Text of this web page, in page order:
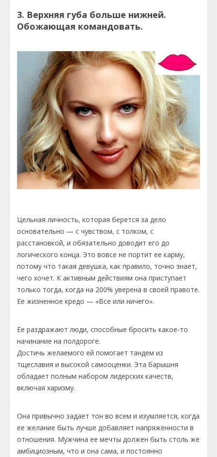
3. Верхняя губа больше нижней.
Обожающая командовать.
Цельная личность, которая берется за дело
основательно — с чувством, с толком, с
расстановкой, и обязательно доводит его до
логического конца. Это вовсе не портит ее карму,
потому что такая девушка, как правило, точно знает,
чего хочет. К активным действиям она приступает
только тогда, когда на 200% уверена в своей правоте.
Ее жизненное кредо — «Все или ничего».
Ее раздражают люди, способные бросить какое-то
начинание на полдороге.
Достичь желаемого ей помогает тандем из
тщеславия и высокой самооценки. Эта барышня
обладает полным набором лидерских качеств,
включая харизму.
Она привычно задает тон во всем и изумляется, когда
ее желание быть лучше добавляет напряженности в
отношения. Мужчина ее мечты должен быть столь же
амбициозным, что и она сама, и постоянно